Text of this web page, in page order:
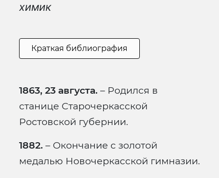
химик
Краткая библиография
1863, 23 августа. – Родился в
станице Старочеркасской
Ростовской губернии.
1882. – Окончание с золотой
медалью Новочеркасской гимназии.